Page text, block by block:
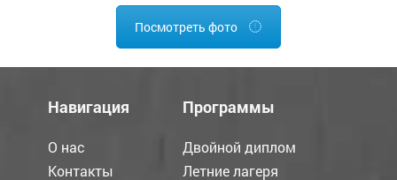
Посмотреть фото
Навигация
О нас
Контакты
Программы
Двойной диплом
Летние лагеря